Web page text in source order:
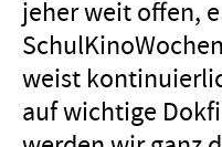
jeher weit offen,
weist
auf wichtige